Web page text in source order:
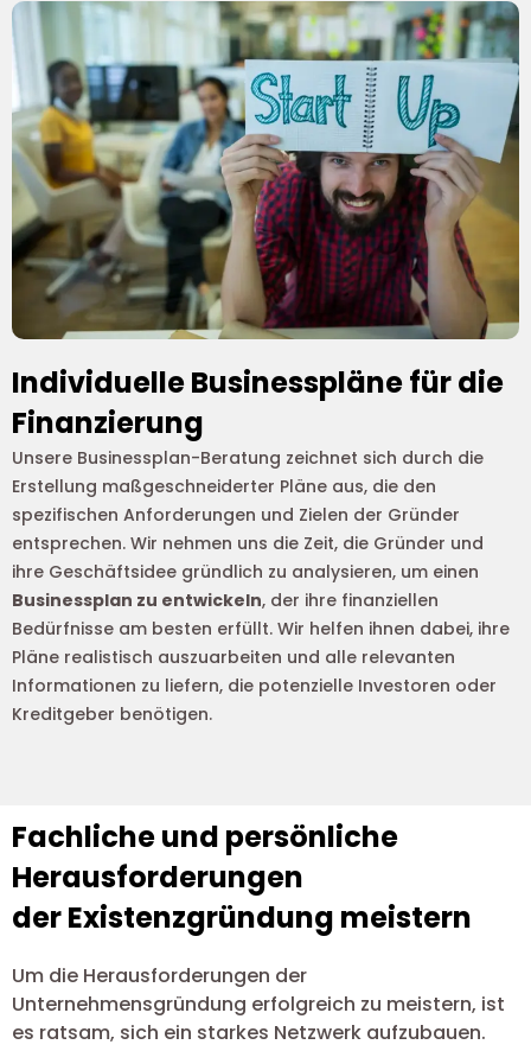
Individuelle Businesspläne für die
Finanzierung
Unsere Businessplan-Beratung zeichnet sich durch die
Erstellung maßgeschneiderter Pläne aus, die den
spezifischen Anforderungen und Zielen der Gründer
entsprechen. Wir nehmen uns die Zeit, die Gründer und
ihre Geschäftsidee gründlich zu analysieren, um einen
Businessplan zu entwickeln, der ihre finanziellen
Bedürfnisse am besten erfüllt. Wir helfen ihnen dabei, ihre
Pläne realistisch auszuarbeiten und alle relevanten
Informationen zu liefern, die potenzielle Investoren oder
Kreditgeber benötigen.
Fachliche und persönliche
Herausforderungen
der Existenzgründung meistern
Um die Herausforderungen der
Unternehmensgründung erfolgreich zu meistern, ist
es ratsam, sich ein starkes Netzwerk aufzubauen.